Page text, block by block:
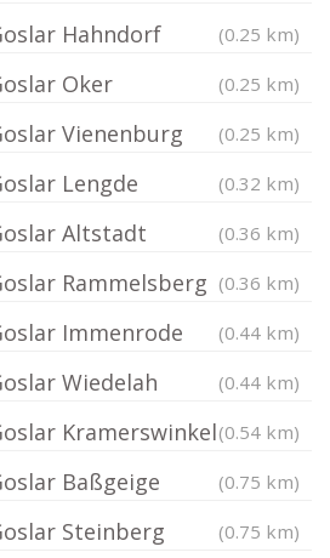
Hahndorf (0.25 km)
Oker (0.25 km)
Vienenburg (0.25 km)
Lengde (0.32 km)
Altstadt (0.36 km)
Rammelsberg (0.36 km)
Immenrode (0.44 km)
Wiedelah (0.44 km)
Kramerswinkel(0.54 km)
Baßgeige (0.75 km)
Steinberg (0.75 km)